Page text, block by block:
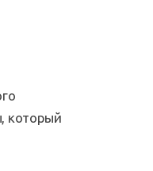
который